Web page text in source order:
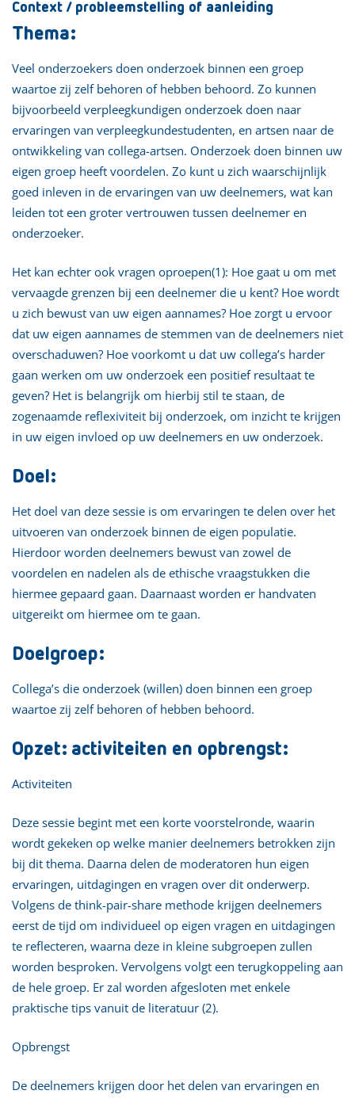
Context / probleemstelling of aanleiding
Thema:
Veel onderzoekers doen onderzoek binnen een groep
waartoe zij zelf behoren of hebben behoord. Zo kunnen
bijvoorbeeld verpleegkundigen onderzoek doen naar
ervaringen van verpleegkundestudenten, en artsen naar de
ontwikkeling van collega-artsen. Onderzoek doen binnen uw
eigen groep heeft voordelen. Zo kunt u zich waarschijnlijk
goed inleven in de ervaringen van uw deelnemers, wat kan
leiden tot een groter vertrouwen tussen deelnemer en
onderzoeker.
Het kan echter ook vragen oproepen(1): Hoe gaat u om met
vervaagde grenzen bij een deelnemer die u kent? Hoe wordt
u zich bewust van uw eigen aannames? Hoe zorgt u ervoor
dat uw eigen aannames de stemmen van de deelnemers niet
overschaduwen? Hoe voorkomt u dat uw collega’s harder
gaan werken om uw onderzoek een positief resultaat te
geven? Het is belangrijk om hierbij stil te staan, de
zogenaamde reflexiviteit bij onderzoek, om inzicht te krijgen
in uw eigen invloed op uw deelnemers en uw onderzoek.
Doel:
Het doel van deze sessie is om ervaringen te delen over het
uitvoeren van onderzoek binnen de eigen populatie.
Hierdoor worden deelnemers bewust van zowel de
voordelen en nadelen als de ethische vraagstukken die
hiermee gepaard gaan. Daarnaast worden er handvaten
uitgereikt om hiermee om te gaan.
Doelgroep:
Collega’s die onderzoek (willen) doen binnen een groep
waartoe zij zelf behoren of hebben behoord.
Opzet: activiteiten en opbrengst:
Activiteiten
Deze sessie begint met een korte voorstelronde, waarin
wordt gekeken op welke manier deelnemers betrokken zijn
bij dit thema. Daarna delen de moderatoren hun eigen
ervaringen, uitdagingen en vragen over dit onderwerp.
Volgens de think-pair-share methode krijgen deelnemers
eerst de tijd om individueel op eigen vragen en uitdagingen
te reflecteren, waarna deze in kleine subgroepen zullen
worden besproken. Vervolgens volgt een terugkoppeling aan
de hele groep. Er zal worden afgesloten met enkele
praktische tips vanuit de literatuur (2).
Opbrengst
De deelnemers krijgen door het delen van ervaringen en